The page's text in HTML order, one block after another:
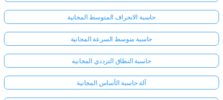
حاسبة الانحراف المتوسط المجانية
حاسبة متوسط السرعة المجانية
حاسبة النطاق الترددي المجانية
آلة حاسبة الأساس المجانية